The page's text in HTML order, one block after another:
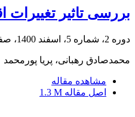
بررسی تاثیر تغییرات
دوره 2، شماره 5، اسفند 1400، صفحه
محمدصادق رهبانی، پریا پورمحمد
مشاهده مقاله
اصل مقاله 1.3 M